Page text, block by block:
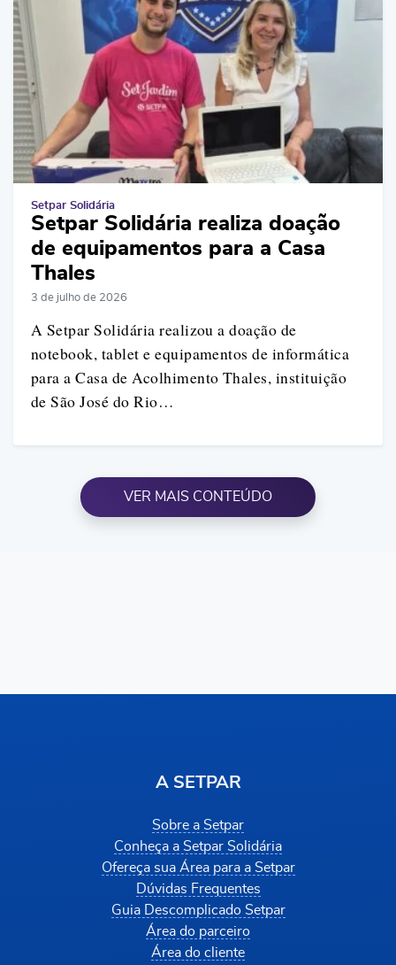
Setpar Solidária
Setpar Solidária realiza doação
de equipamentos para a Casa
Thales
3 de julho de 2026
A Setpar Solidária realizou a doação de
notebook, tablet e equipamentos de informática
para a Casa de Acolhimento Thales, instituição
de São José do Rio…
VER MAIS CONTEÚDO
A SETPAR
Sobre a Setpar
Conheça a Setpar Solidária
Ofereça sua Área para a Setpar
Dúvidas Frequentes
Guia Descomplicado Setpar
Área do parceiro
Área do cliente